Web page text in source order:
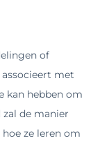
of
met
kan hebben om
de manier
hoe ze leren om